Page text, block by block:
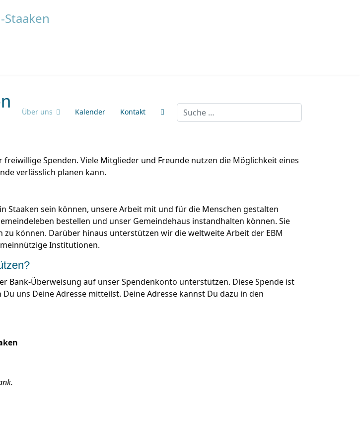
Über uns Kalender Kontakt Suchen
Spenden. Viele Mitglieder und Freunde nutzen die Möglichkeit eines
verlässlich planen kann.
Staaken sein können, unsere Arbeit mit und für die Menschen gestalten
bestellen und unser Gemeindehaus instandhalten können. Sie
können. Darüber hinaus unterstützen wir die weltweite Arbeit der EBM
Institutionen.
Bank-Überweisung auf unser Spendenkonto unterstützen. Diese Spende ist
uns Deine Adresse mitteilst. Deine Adresse kannst Du dazu in den